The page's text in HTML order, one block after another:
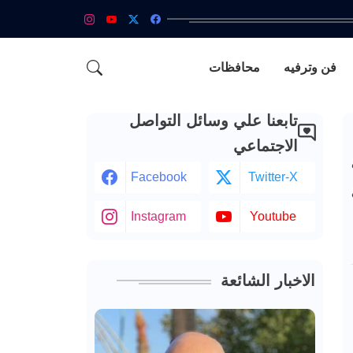
فن وترفيه محافظات
تابعنا علي وسائل التواصل
الاجتماعي
Facebook Twitter-X
Instagram Youtube
الاخبار الشائعة